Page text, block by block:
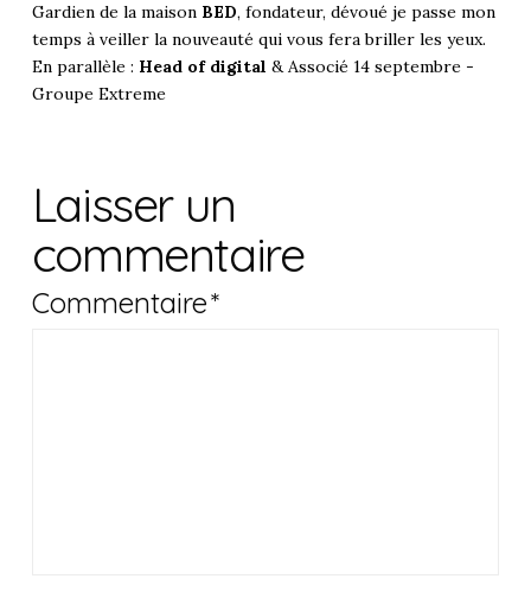
Gardien de la maison BED, fondateur, dévoué je passe mon
temps à veiller la nouveauté qui vous fera briller les yeux.
En parallèle : Head of digital & Associé 14 septembre -
Groupe Extreme
Laisser un
commentaire
Commentaire*